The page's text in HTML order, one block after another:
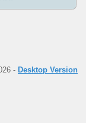
- Desktop Version